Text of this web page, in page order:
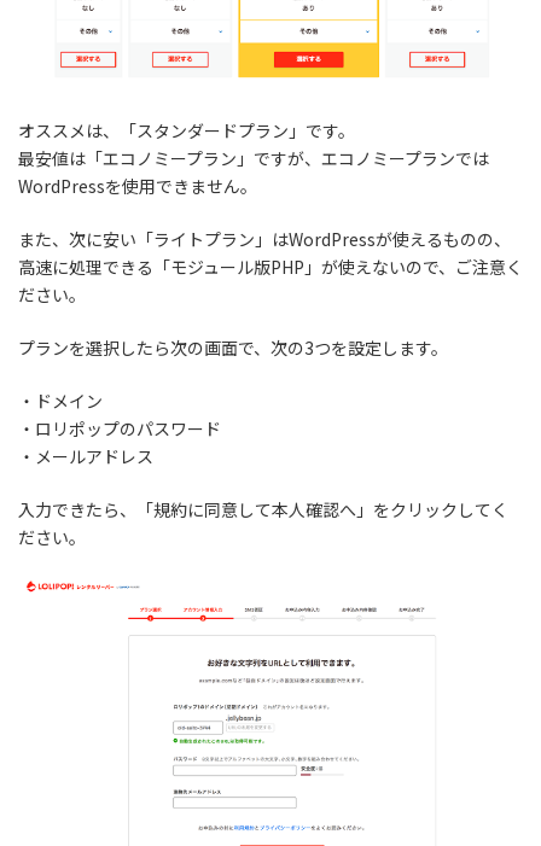
オススメは、「スタンダードプラン」です。
最安値は「エコノミープラン」ですが、エコノミープランでは
WordPressを使用できません。
また、次に安い「ライトプラン」はWordPressが使えるものの、
高速に処理できる「モジュール版PHP」が使えないので、ご注意く
ださい。
プランを選択したら次の画面で、次の3つを設定します。
・ドメイン
・ロリポップのパスワード
・メールアドレス
入力できたら、「規約に同意して本人確認へ」をクリックしてく
ださい。